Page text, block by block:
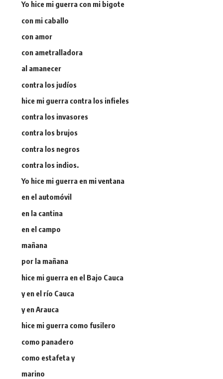
Yo hice mi guerra con mi bigote
con mi caballo
con amor
con ametralladora
al amanecer
contra los judíos
hice mi guerra contra los infieles
contra los invasores
contra los brujos
contra los negros
contra los indios.
Yo hice mi guerra en mi ventana
en el automóvil
en la cantina
en el campo
mañana
por la mañana
hice mi guerra en el Bajo Cauca
y en el río Cauca
y en Arauca
hice mi guerra como fusilero
como panadero
como estafeta y
marino